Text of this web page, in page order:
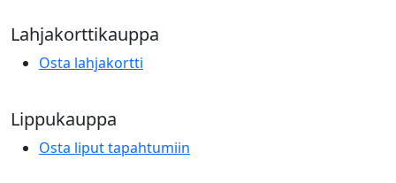
Lahjakorttikauppa
Osta lahjakortti
Lippukauppa
Osta liput tapahtumiin